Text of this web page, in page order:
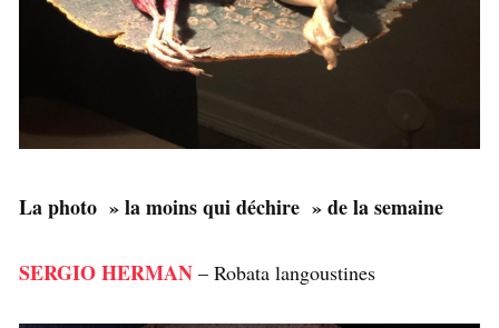
La photo » la moins qui déchire » de la semaine
SERGIO HERMAN – Robata langoustines